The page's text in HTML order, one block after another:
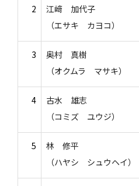
2
江﨑 加代子
（エサキ カヨコ）
3
奥村 真樹
（オクムラ マサキ）
4
古水 雄志
（コミズ ユウジ）
5
林 修平
（ハヤシ シュウヘイ）